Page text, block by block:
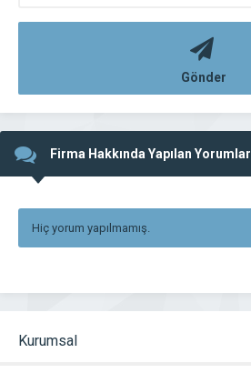
Gönder
Firma Hakkında Yapılan Yorumlar
Hiç yorum yapılmamış.
Kurumsal